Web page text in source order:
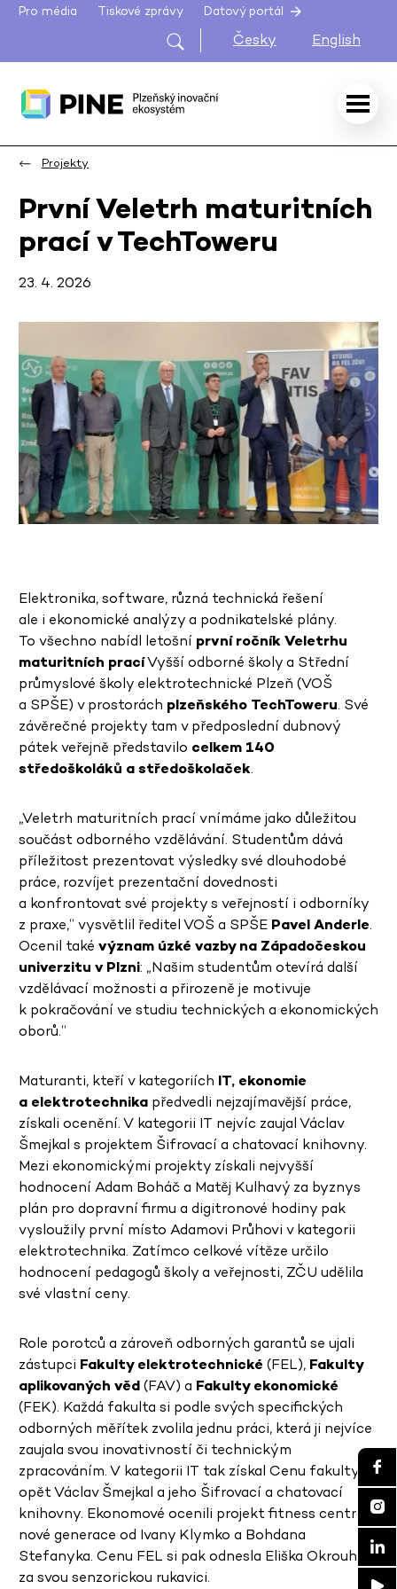
Pro média Tiskové zprávy Datový portál
Česky English
Projekty
První Veletrh maturitních
prací v TechToweru
23. 4. 2026
Elektronika, software, různá technická řešení
ale i ekonomické analýzy a podnikatelské plány.
To všechno nabídl letošní první ročník Veletrhu
maturitních pracíVyšší odborné školy a Střední
průmyslové školy elektrotechnické Plzeň (VOŠ
a SPŠE) v prostorách plzeňského TechToweru. Své
závěrečné projekty tam v předposlední dubnový
pátek veřejně představilo celkem 140
středoškoláků a středoškolaček.
„Veletrh maturitních prací vnímáme jako důležitou
součást odborného vzdělávání. Studentům dává
příležitost prezentovat výsledky své dlouhodobé
práce, rozvíjet prezentační dovednosti
a konfrontovat své projekty s veřejností i odborníky
z praxe,“ vysvětlil ředitel VOŠ a SPŠE Pavel Anderle.
Ocenil také význam úzké vazby na Západočeskou
univerzitu v Plzni: „Našim studentům otevírá další
vzdělávací možnosti a přirozeně je motivuje
k pokračování ve studiu technických a ekonomických
oborů.“
Maturanti, kteří v kategoriích IT, ekonomie
a elektrotechnika předvedli nejzajímavější práce,
získali ocenění. V kategorii IT nejvíc zaujal Václav
Šmejkal s projektem Šifrovací a chatovací knihovny.
Mezi ekonomickými projekty získali nejvyšší
hodnocení Adam Boháč a Matěj Kulhavý za byznys
plán pro dopravní firmu a digitronové hodiny pak
vysloužily první místo Adamovi Průhovi v kategorii
elektrotechnika. Zatímco celkové vítěze určilo
hodnocení pedagogů školy a veřejnosti, ZČU udělila
své vlastní ceny.
Role porotců a zároveň odborných garantů se ujali
zástupci Fakulty elektrotechnické (FEL), Fakulty
aplikovaných věd(FAV) a Fakulty ekonomické
(FEK). Každá fakulta si podle svých specifických
odborných měřítek zvolila jednu práci, která ji nejvíce
zaujala svou inovativností či technickým
zpracováním. V kategorii IT tak získal Cenu fakulty
opět Václav Šmejkal a jeho Šifrovací a chatovací
knihovny. Ekonomové ocenili projekt fitness centra
nové generace od Ivany Klymko a Bohdana
Stefanyka. Cenu FEL si pak odnesla Eliška Okrouhlá
za svou senzorickou rukavici.